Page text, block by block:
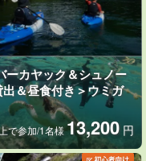
カヤック＆シュノー
＆昼食付き＞ウミガ
で参加/1名様13,200 円